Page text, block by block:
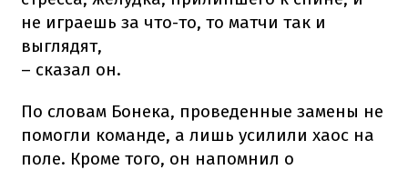
не играешь за что-то, то матчи так и
выглядят,
– сказал он.
По словам Бонека, проведенные замены не
помогли команде, а лишь усилили хаос на
поле. Кроме того, он напомнил о